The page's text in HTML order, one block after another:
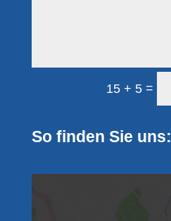
15 + 5 =
So finden Sie uns: